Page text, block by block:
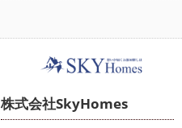
株式会社SkyHomes